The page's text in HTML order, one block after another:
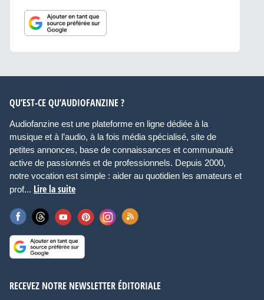
QU’EST-CE QU’AUDIOFANZINE ?
Audiofanzine est une plateforme en ligne dédiée à la
musique et à l’audio, à la fois média spécialisé, site de
petites annonces, base de connaissances et communauté
active de passionnés et de professionnels. Depuis 2000,
notre vocation est simple : aider au quotidien les amateurs et
prof... Lire la suite
RECEVEZ NOTRE NEWSLETTER ÉDITORIALE